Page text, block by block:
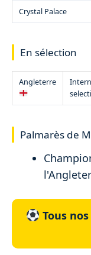
Crystal Palace
En sélection
Angleterre
Palmarès de
Tous